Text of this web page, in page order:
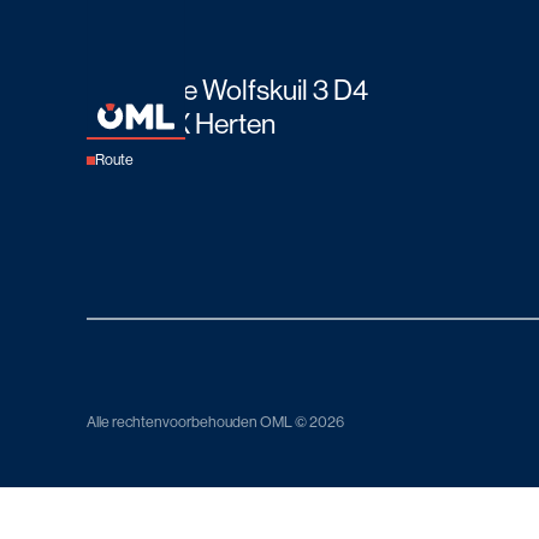
Boven de Wolfskuil 3 D4
6049 LX Herten
Route
Alle rechtenvoorbehouden OML © 2026